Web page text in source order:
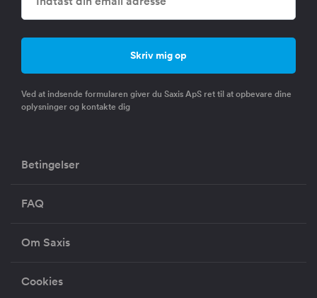
Ved at indsende formularen giver du Saxis ApS ret til at opbevare dine
oplysninger og kontakte dig
Betingelser
FAQ
Om Saxis
Cookies